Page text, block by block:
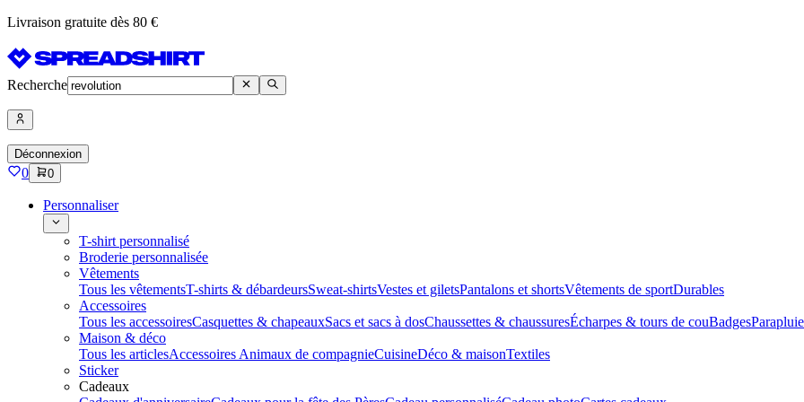
Livraison gratuite dès 80 €
Recherche
Déconnexion
0 0
Personnaliser
T-shirt personnalisé
Broderie personnalisée
Vêtements
Tous les vêtementsT-shirts & débardeursSweat-shirtsVestes et giletsPantalons et shortsVêtements de sportDurables
Accessoires
Tous les accessoiresCasquettes & chapeauxSacs et sacs à dosChaussettes & chaussuresÉcharpes & tours de couBadges
Maison & déco
Tous les articlesAccessoires Animaux de compagnieCuisineDéco & maisonTextiles
Sticker
Cadeaux